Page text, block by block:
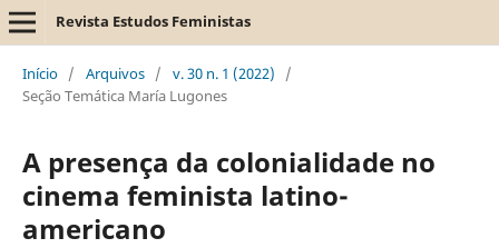
Revista Estudos Feministas
Início / Arquivos / v. 30 n. 1 (2022)
/
Seção Temática María Lugones
A presença da colonialidade no
cinema feminista latino-
americano